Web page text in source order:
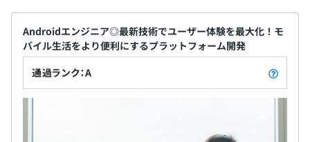
Androidエンジニア◎最新技術でユーザー体験を最大化！モ
バイル生活をより便利にするプラットフォーム開発
通過ランク：A